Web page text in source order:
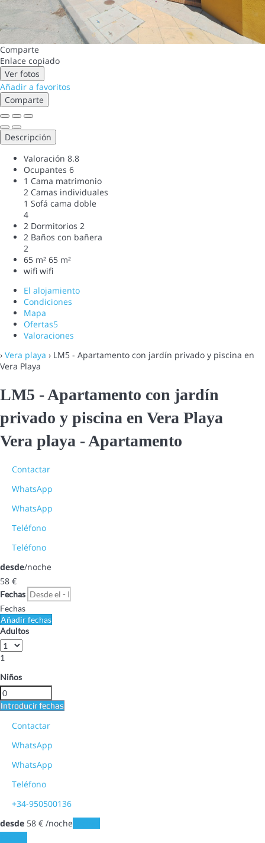
Comparte
Enlace copiado
Ver fotos
Añadir a favoritos
Comparte
Descripción
Valoración 8.8
Ocupantes 6
1 Cama matrimonio
2 Camas individuales
1 Sofá cama doble
4
2 Dormitorios 2
2 Baños con bañera
2
65 m² 65 m²
wifi wifi
El alojamiento
Condiciones
Mapa
Ofertas5
Valoraciones
› Vera playa › LM5 - Apartamento con jardín privado y piscina en
Vera Playa
LM5 - Apartamento con jardín
privado y piscina en Vera Playa
Vera playa -Apartamento
Contactar
WhatsApp
WhatsApp
Teléfono
Teléfono
desde/noche
58 €
Fechas
Fechas
Añadir fechas
Adultos
1
Niños
Introducir fechas
Contactar
WhatsApp
WhatsApp
Teléfono
+34-950500136
desde 58 € /noche